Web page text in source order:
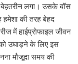
बेहतरीन लगा। उसके बॉस
हमेशा की तरह बेहद
में हाईप्रोफाइल जीवन
उघाड़ने के लिए इस
मौजूदा समय की